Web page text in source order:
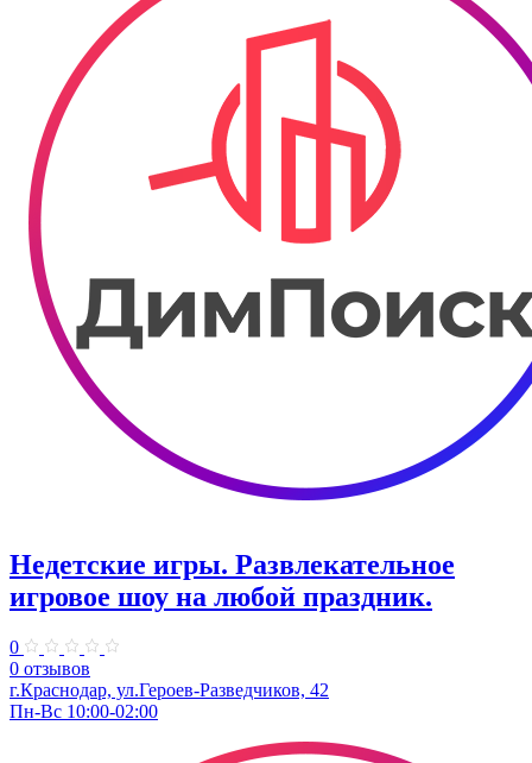
Недетские игры. Развлекательное
игровое шоу на любой праздник.
0
0 отзывов
г.Краснодар, ул.​Героев-Разведчиков, 42
Пн-Вс 10:00-02:00